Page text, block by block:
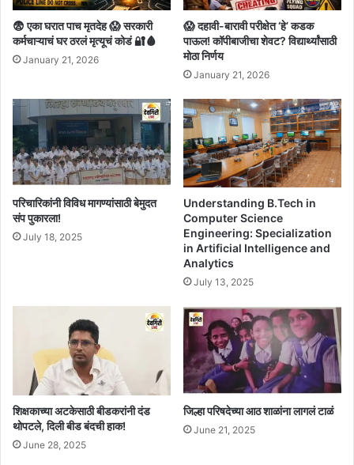
😨 एका घरात पाच मृतदेह 😱 सरकारी
कर्मचाऱ्याचं घर ठरलं मृत्यूचं कोडं 🔐🩸
January 21, 2026
😱 दहावी-बारावी परीक्षेत ‘हे’ कडक
पाऊल! कॉपीबाजीचा शेवट? विद्यार्थ्यांसाठी
मोठा निर्णय
January 21, 2026
परिचारिकांनी विविध मागण्यांसाठी बेमुदत
संप पुकारला!
July 18, 2025
Understanding B.Tech in
Computer Science
Engineering: Specialization
in Artificial Intelligence and
Analytics
July 13, 2025
शिक्षकाच्या अटकेसाठी बीडकरांनी दंड
थोपटले, दिली बीड बंदची हाक!
June 28, 2025
जिल्हा परिषदेच्या आठ शाळांना लागलं टाळं
June 21, 2025